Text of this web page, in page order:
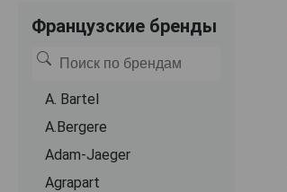
Французские бренды
A. Bartel
A.Bergere
Adam-Jaeger
Agrapart